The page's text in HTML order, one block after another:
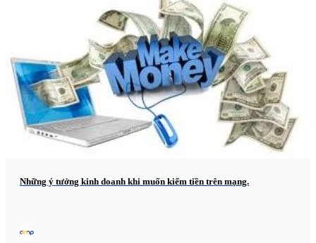
Những ý tưởng kinh doanh khi muốn kiếm tiền trên mạng.